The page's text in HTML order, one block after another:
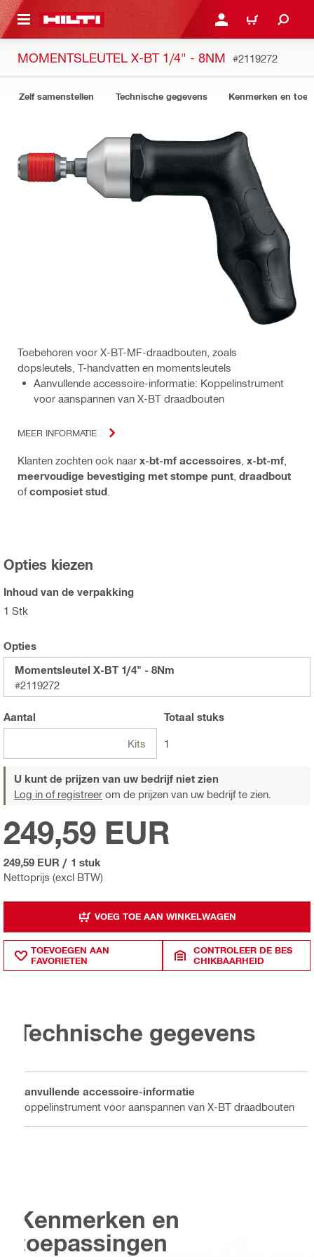
HOOFDINHOUD LOG IN OF REGISTREER
WINKELWAGEN
MOMENTSLEUTEL X-BT 1/4" - 8NM #2119272
Zelf samenstellen Technische gegevens Kenmerken en
Toebehoren voor X-BT-MF-draadbouten, zoals
dopsleutels, T-handvatten en momentsleutels
Aanvullende accessoire-informatie: Koppelinstrument
voor aanspannen van X-BT draadbouten
MEER INFORMATIE
Klanten zochten ook naar x-bt-mf accessoires x-bt-mf
meervoudige bevestiging met stompe punt draadbout
ofcomposiet stud
Opties kiezen
Inhoud van de verpakking
1 Stk
Opties
Momentsleutel X-BT 1/4" - 8Nm
#2119272
Aantal
Kits
Totaal stuks
1
U kunt de prijzen van uw bedrijf niet zien
Log in of registreer om de prijzen van uw bedrijf te zien.
Nettoprijs (excl BTW)
249,59 EUR
249,59 EUR / 1 stuk
VOEG TOE AAN WINKELWAGEN
TOEVOEGEN AAN
FAVORIETEN
CONTROLEER DE BES
CHIKBAARHEID
Technische gegevens
Aanvullende accessoire-informatie
Koppelinstrument voor aanspannen van X-BT draadbouten
Kenmerken en
toepassingen